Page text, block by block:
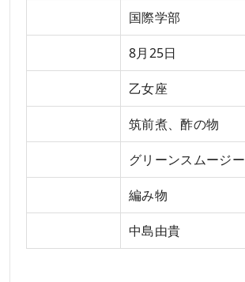
国際学部
8月25日
乙女座
筑前煮、酢の物
グリーンスムージー
編み物
中島由貴